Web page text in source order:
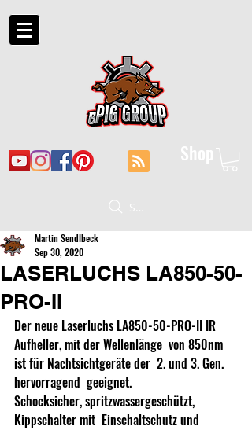
Shop
Suche
LASERLUCHS LA850-50-
PRO-II
Martin Sendlbeck
Sep 30, 2020
Der neue Laserluchs LA850-50-PRO-II IR
Aufheller, mit der Wellenlänge  von 850nm
ist für Nachtsichtgeräte der  2. und 3. Gen.
hervorragend  geeignet.
Schocksicher, spritzwassergeschützt,
Kippschalter mit  Einschaltschutz und